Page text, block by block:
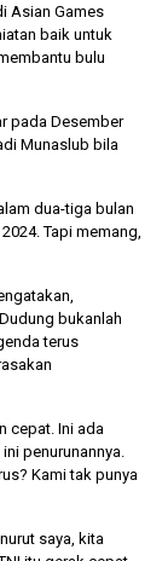
Asian Games
baik untuk
bulu
pada Desember
Munaslub bila
dua-tiga bulan
Tapi memang,
bukanlah
terus
cepat. Ini ada
penurunannya.
Kami tak punya
saya, kita